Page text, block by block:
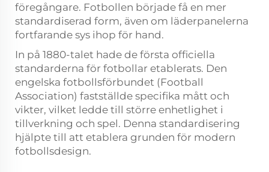
föregångare. Fotbollen började få en mer
standardiserad form, även om läderpanelerna
fortfarande sys ihop för hand.
In på 1880-talet hade de första officiella
standarderna för fotbollar etablerats. Den
engelska fotbollsförbundet (Football
Association) fastställde specifika mått och
vikter, vilket ledde till större enhetlighet i
tillverkning och spel. Denna standardisering
hjälpte till att etablera grunden för modern
fotbollsdesign.